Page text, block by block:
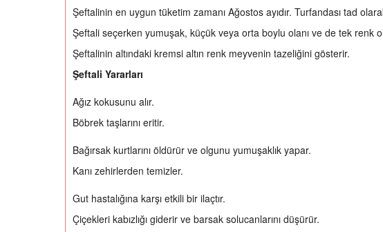
Şeftalinin en uygun tüketim zamanı Ağostos ayıdır. Turfandası tad
Şeftali seçerken yumuşak, küçük veya orta boylu olanı ve de tek renk
Şeftalinin altındaki kremsi altın renk meyvenin tazeliğini gösterir.
Şeftali Yararları
Ağız kokusunu alır.
Böbrek taşlarını eritir.
Bağırsak kurtlarını öldürür ve olgunu yumuşaklık yapar.
Kanı zehirlerden temizler.
Gut hastalığına karşı etkili bir ilaçtır.
Çiçekleri kabızlığı giderir ve barsak solucanlarını düşürür.